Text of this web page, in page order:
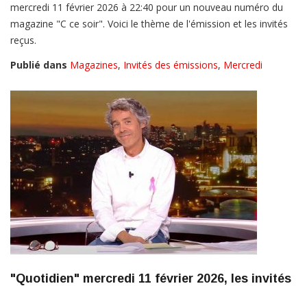
mercredi 11 février 2026 à 22:40 pour un nouveau numéro du
magazine "C ce soir". Voici le thème de l'émission et les invités
reçus.
Publié dans Magazines, Invités des émissions, Mercredi
"Quotidien" mercredi 11 février 2026, les invités